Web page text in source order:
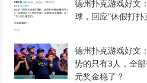
德州扑克游戏好文
球，回应“休假打扑
德州扑克游戏好文
势的只有3人，全
元奖金稳了？